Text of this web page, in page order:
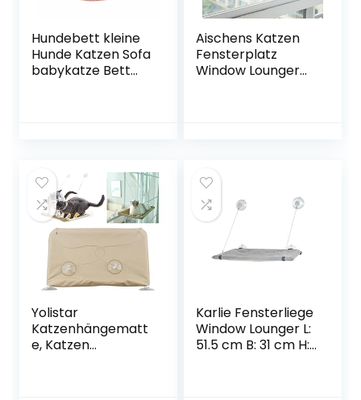
Hundebett kleine
Hunde Katzen Sofa
babykatze Bett
Aischens Katzen
Fensterplatz
Window Lounger
Haustierbett für
Haustier Katze
klein Hund
Kaninchen
(55x32cm, Khaki)
Yolistar
Katzenhängematt
e, Katzen
Karlie Fensterliege
Window Lounger L:
51.5 cm B: 31 cm H: